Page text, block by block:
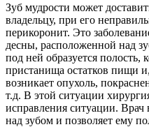
Зуб мудрости может
владельцу, при его
перикоронит. Это
десны, расположенной над
под ней образуется полость,
пристанища остатков пищи
возникает опухоль,
т.д. В этой ситуации
исправления ситуации. Врач
над зубом и позволяет ему